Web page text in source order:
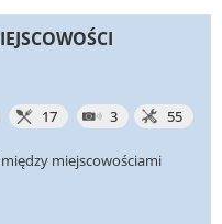
17 3 55
między miejscowościami